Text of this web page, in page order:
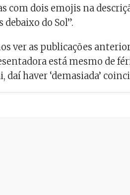
com dois emojis na
debaixo do Sol”.
ver as publicações
está mesmo de
daí haver ‘demasiada’